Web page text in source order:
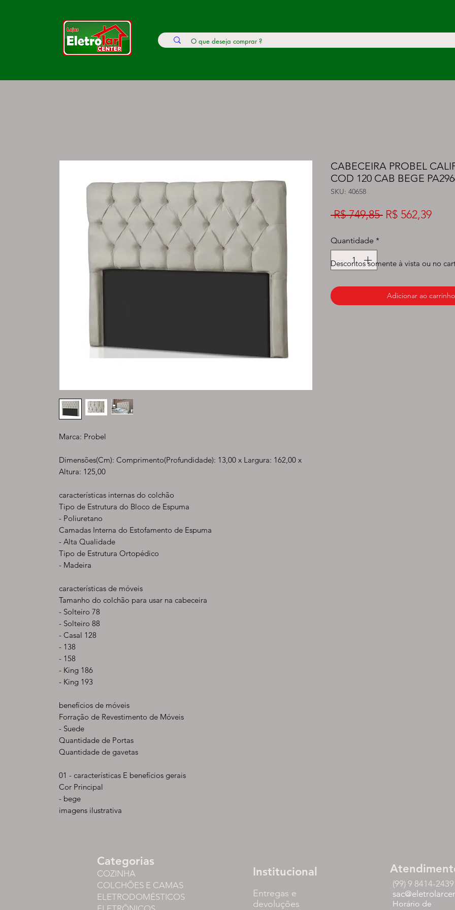
Marca: Probel
Dimensões(Cm): Comprimento(Profundidade): 13,00 x Largura: 162,00 x
Altura: 125,00
características internas do colchão
Tipo de Estrutura do Bloco de Espuma
- Poliuretano
Camadas Interna do Estofamento de Espuma
- Alta Qualidade
Tipo de Estrutura Ortopédico
- Madeira
características de móveis
Tamanho do colchão para usar na cabeceira
- Solteiro 78
- Solteiro 88
- Casal 128
- 138
- 158
- King 186
- King 193
benefícios de móveis
Forração de Revestimento de Móveis
- Suede
Quantidade de Portas
Quantidade de gavetas
01 - características E benefícios gerais
Cor Principal
- bege
imagens ilustrativa
CABECEIRA PROBEL
COD 120 CAB BEGE
SKU: 40658
R$ 749,85 Preço
R$ 562,39Preço
Quantidade *
Adicionar ao carrinho
Descontos somente à vista ou no
Categorias
COZINHA
COLCHÕES E CAMAS
ELETRODOMÉSTICOS
Institucional
Entregas e
devoluções
(99) 9 8414-2439
Horário de